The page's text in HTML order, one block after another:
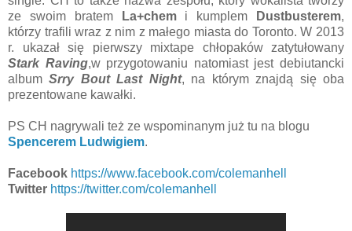
ze swoim bratem
La+chemi kumplem Dustbusterem,
którzy trafili wraz z nim z małego miasta do Toronto. W 2013
r. ukazał się pierwszy mixtape chłopaków zatytułowany
Stark Raving,w przygotowaniu natomiast jest debiutancki
albumSrry Bout Last Night, na którym znajdą się oba
prezentowane kawałki.
PS CH nagrywali też ze wspominanym już tu na blogu
Spencerem Ludwigiem.
Facebook https://www.facebook.com/colemanhell
Twitter https://twitter.com/colemanhell